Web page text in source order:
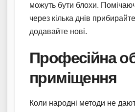
можуть бути блохи.
через кілька днів
додавайте нові.
Професійна
приміщення
Коли народні методи не